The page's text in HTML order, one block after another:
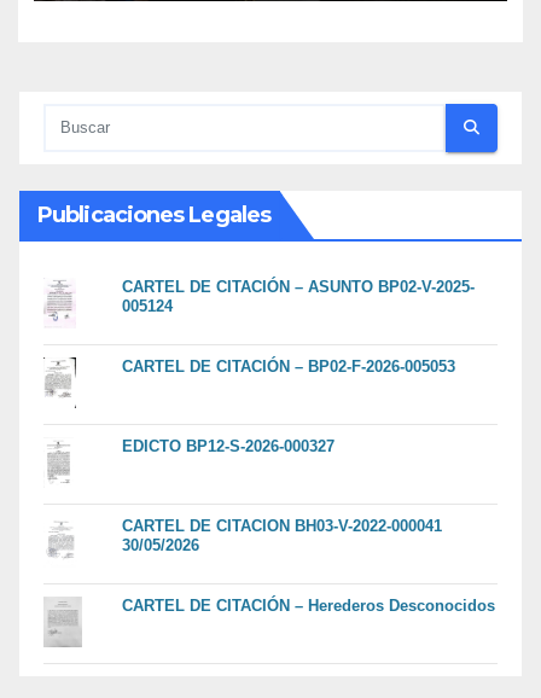
Publicaciones Legales
CARTEL DE CITACIÓN – ASUNTO BP02-V-2025-
005124
CARTEL DE CITACIÓN – BP02-F-2026-005053
EDICTO BP12-S-2026-000327
CARTEL DE CITACION BH03-V-2022-000041
30/05/2026
CARTEL DE CITACIÓN – Herederos Desconocidos